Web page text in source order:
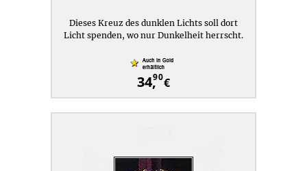
Dieses Kreuz des dunklen Lichts soll dort
Licht spenden, wo nur Dunkelheit herrscht.
34,90€